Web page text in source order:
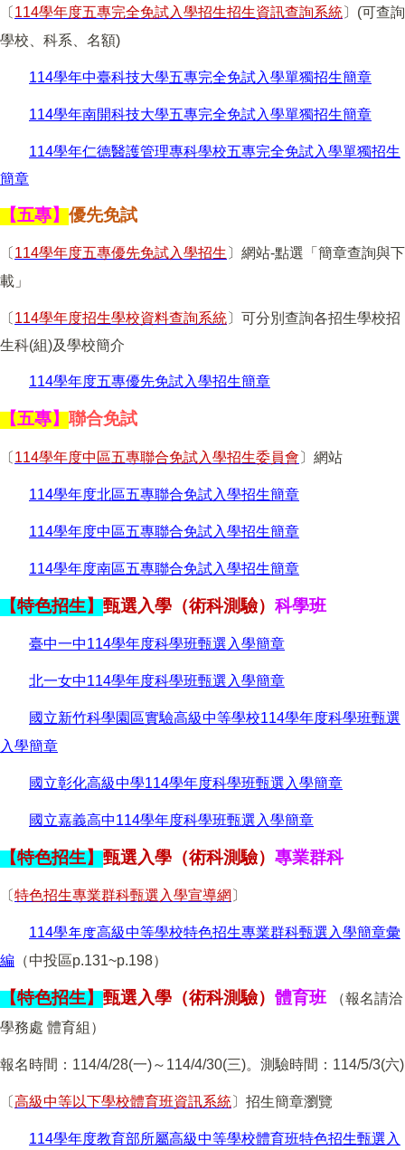
〔 114學年度五專完全免試入學招生招生資訊查詢系統〕(可查詢
學校、科系、名額)
114學年中臺科技大學五專完全免試入學單獨招生簡章
114學年南開科技大學五專完全免試入學單獨招生簡章
114學年仁德醫護管理專科學校五專完全免試入學單獨招生
簡章
【五專】 優先免試
〔 114學年度五專優先免試入學招生 〕網站-點選「簡章查詢與下
載」
〔 114學年度招生學校資料查詢系統〕可分別查詢各招生學校招
生科(組)及學校簡介
114學年度五專優先免試入學招生簡章
【五專】 聯合免試
〔 114學年度中區五專聯合免試入學招生委員會 〕網站
114學年度北區五專聯合免試入學招生簡章
114學年度中區五專聯合免試入學招生簡章
114學年度南區五專聯合免試入學招生簡章
【特色招生】 甄選入學（術科測驗） 科學班
臺中一中114學年度科學班甄選入學簡章
北一女中114學年度科學班甄選入學簡章
國立新竹科學園區實驗高級中等學校114學年度科學班甄選
入學簡章
國立彰化高級中學114學年度科學班甄選入學簡章
國立嘉義高中114學年度科學班甄選入學簡章
【特色招生】 甄選入學（術科測驗） 專業群科
〔特色招生專業群科甄選入學宣導網 〕
114學年度高級中等學校特色招生專業群科甄選入學簡章彙
編 （中投區p.131~p.198）
【特色招生】 甄選入學（術科測驗） 體育班
（報名請洽
學務處 體育組）
報名時間：114/4/28(一)～114/4/30(三)。測驗時間：114/5/3(六)
〔高級中等以下學校體育班資訊系統〕招生簡章瀏覽
114學年度教育部所屬高級中等學校體育班特色招生甄選入